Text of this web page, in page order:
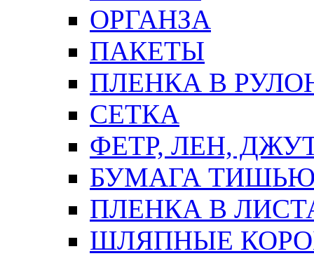
ОРГАНЗА
ПАКЕТЫ
ПЛЕНКА В
СЕТКА
ФЕТР, ЛЕН,
БУМАГА
ПЛЕНКА В
ШЛЯПНЫЕ